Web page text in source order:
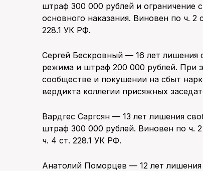
штраф 300 000 рублей и ограничение
основного наказания. Виновен по ч. 2
228.1 УК РФ.
Сергей Бескровный — 16 лет лишения
режима и штраф 200 000 рублей. При
сообществе и покушении на сбыт
вердикта коллегии присяжных
Вардгес Саргсян — 13 лет лишения
штраф 300 000 рублей. Виновен по ч. 2
ч. 4 ст. 228.1 УК РФ.
Анатолий Поморцев — 12 лет лишения